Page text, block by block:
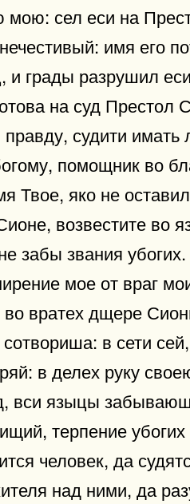
сел еси на
имя его
и грады разрушил
на суд Престол
судити
помощник во
Твое, яко не
возвестите во
забы звания убогих.
мое от враг
вратех дщере
в сети
в делех руку
вси языцы
терпение
человек, да
над ними, да